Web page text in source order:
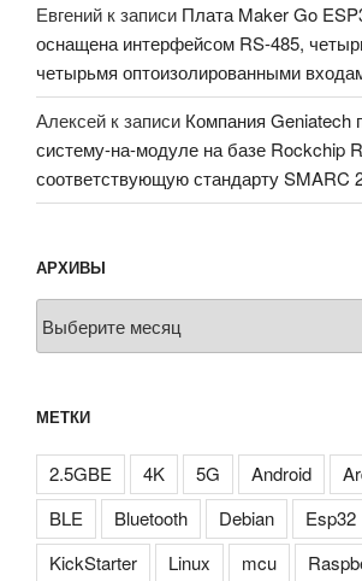
Евгений к записи Плата Maker Go
оснащена интерфейсом RS-485,
четырьмя оптоизолированными
Алексей к записи Компания Geniatech
систему-на-модуле на базе Rockchip
соответствующую стандарту SMARC
АРХИВЫ
МЕТКИ
2.5GBE 4K 5G Android
BLE
Bluetooth Debian Esp32
KickStarter
Linux mcu